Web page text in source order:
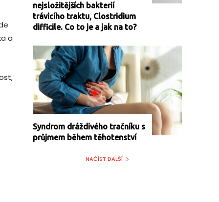
a
nejsložitějších bakterií
trávicího traktu, Clostridium
difficile. Co to je a jak na to?
Syndrom dráždivého tračníku s
průjmem během těhotenství
NAČÍST DALŠÍ